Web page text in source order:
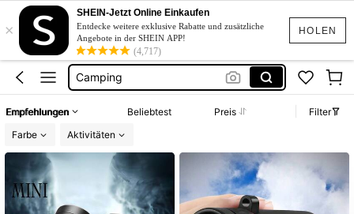
HOLEN
×
SHEIN-Jetzt Online Einkaufen
Entdecke weitere exklusive Rabatte und zusätzliche
Angebote in der SHEIN APP!
(4,717)
Fernglas
Teleskop
Camping
Kamera
Empfehlungen Beliebtest Preis
Filter
Farbe
Aktivitäten